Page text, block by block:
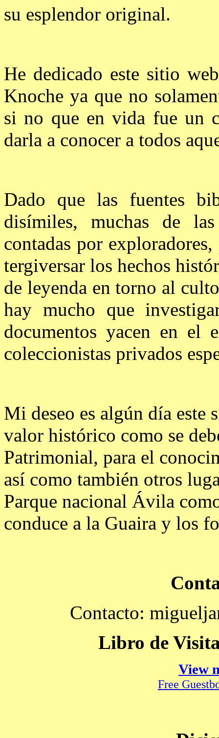
su esplendor original.
He dedicado este sitio
Knoche ya que no
si no que en vida fue un
darla a conocer a todos
Dado que las fuentes
disímiles, muchas de
contadas por
tergiversar los hechos
de leyenda en torno al
hay mucho que
documentos yacen en el
coleccionistas privados
Mi deseo es algún día este
valor histórico como se
Patrimonial, para el
así como también otros
Parque nacional Ávila
conduce a la Guaira y los
Contacto:
Libro de
View
Free